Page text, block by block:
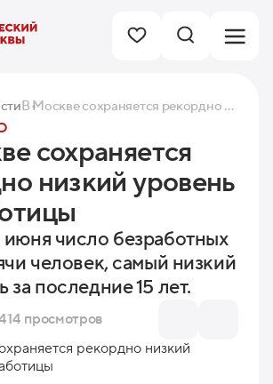
В Москве сохраняется рекордно низкий уровень безработицы
сохраняется
низкий уровень
число безработных
человек, самый низкий
за последние 15 лет.
14 просмотров